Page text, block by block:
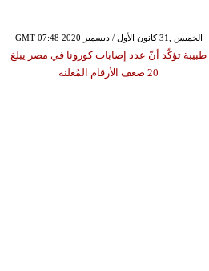
GMT 07:48 2020 الخميس ,31 كانون الأول / ديسمبر
طبيبة تؤكّد أنّ عدد إصابات كورونا في مصر يبلغ
20 ضعف الأرقام المُعلنة